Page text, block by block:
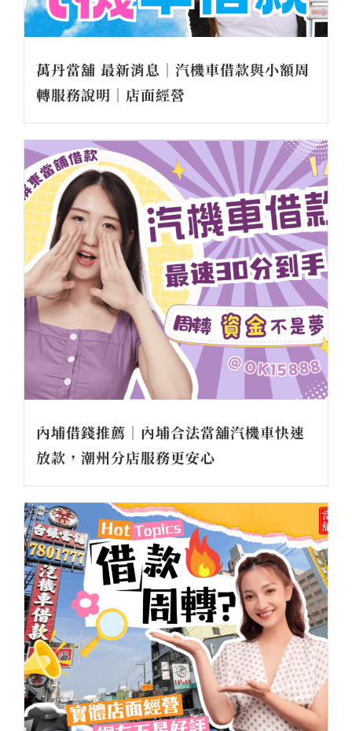
萬丹當舖 最新消息｜汽機車借款與小額周
轉服務說明｜店面經營
內埔借錢推薦｜內埔合法當舖汽機車快速
放款，潮州分店服務更安心